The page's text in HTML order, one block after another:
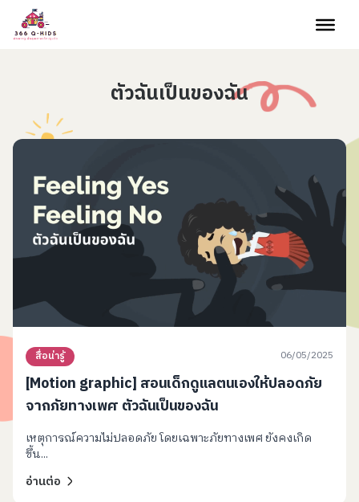
Skip to content
ตัวฉันเป็นของฉัน
สื่อน่ารู้ 06/05/2025
[Motion graphic] สอนเด็กดูแลตนเองให้ปลอดภัย
จากภัยทางเพศ ตัวฉันเป็นของฉัน
เหตุการณ์ความไม่ปลอดภัย โดยเฉพาะภัยทางเพศ ยังคงเกิด
ขึ้น...
อ่านต่อ